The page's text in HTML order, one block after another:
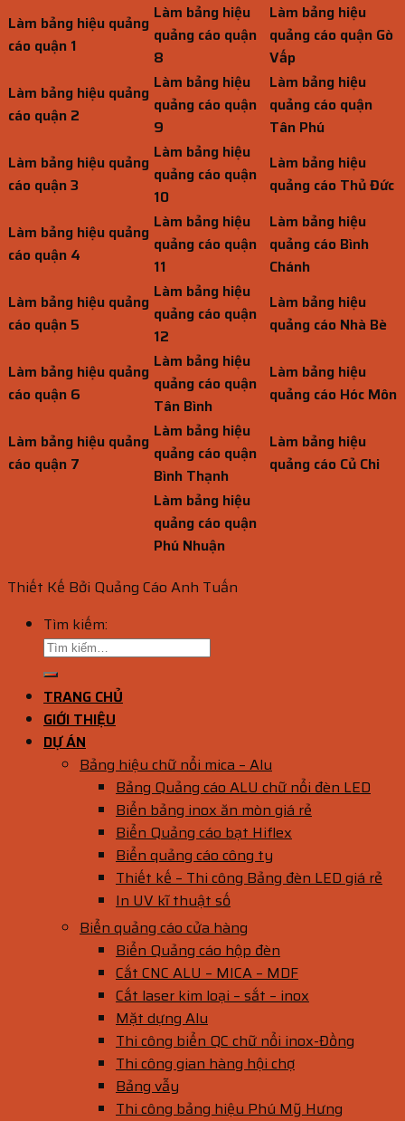
Làm bảng hiệu quảng
cáo quận 1
Làm bảng hiệu
quảng cáo quận
8
Làm bảng hiệu
quảng cáo quận Gò
Vấp
Làm bảng hiệu quảng
cáo quận 2
Làm bảng hiệu
quảng cáo quận
9
Làm bảng hiệu
quảng cáo quận
Tân Phú
Làm bảng hiệu quảng
cáo quận 3
Làm bảng hiệu
quảng cáo quận
10
Làm bảng hiệu
quảng cáo Thủ Đức
Làm bảng hiệu quảng
cáo quận 4
Làm bảng hiệu
quảng cáo quận
11
Làm bảng hiệu
quảng cáo Bình
Chánh
Làm bảng hiệu quảng
cáo quận 5
Làm bảng hiệu
quảng cáo quận
12
Làm bảng hiệu
quảng cáo Nhà Bè
Làm bảng hiệu quảng
cáo quận 6
Làm bảng hiệu
quảng cáo quận
Tân Bình
Làm bảng hiệu
quảng cáo Hóc Môn
Làm bảng hiệu quảng
cáo quận 7
Làm bảng hiệu
quảng cáo quận
Bình Thạnh
Làm bảng hiệu
quảng cáo Củ Chi
Làm bảng hiệu
quảng cáo quận
Phú Nhuận
Thiết Kế Bởi Quảng Cáo Anh Tuấn
Tìm kiếm:
TRANG CHỦ
GIỚI THIỆU
DỰ ÁN
Bảng hiệu chữ nổi mica – Alu
Bảng Quảng cáo ALU chữ nổi đèn LED
Biển bảng inox ăn mòn giá rẻ
Biển Quảng cáo bạt Hiflex
Biển quảng cáo công ty
Thiết kế – Thi công Bảng đèn LED giá rẻ
In UV kĩ thuật số
Biển quảng cáo cửa hàng
Biển Quảng cáo hộp đèn
Cắt CNC ALU – MICA – MDF
Cắt laser kim loại – sắt – inox
Mặt dựng Alu
Thi công biển QC chữ nổi inox-Đồng
Thi công gian hàng hội chợ
Bảng vẫy
Thi công bảng hiệu Phú Mỹ Hưng